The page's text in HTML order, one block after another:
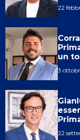
22
un
3
22